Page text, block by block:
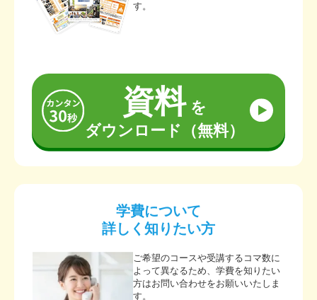
す。
資料を
ダウンロード（無料）
学費について
詳しく知りたい方
ご希望のコースや受講するコマ数に
よって異なるため、学費を知りたい
方はお問い合わせをお願いいたしま
す。